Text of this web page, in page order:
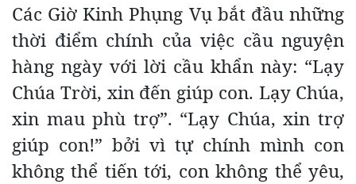
Các Giờ Kinh Phụng Vụ bắt đầu những
thời điểm chính của việc cầu nguyện
hàng ngày với lời cầu khẩn này: “Lạy
Chúa Trời, xin đến giúp con. Lạy Chúa,
xin mau phù trợ”. “Lạy Chúa, xin trợ
giúp con!” bởi vì tự chính mình con
không thể tiến tới, con không thể yêu,